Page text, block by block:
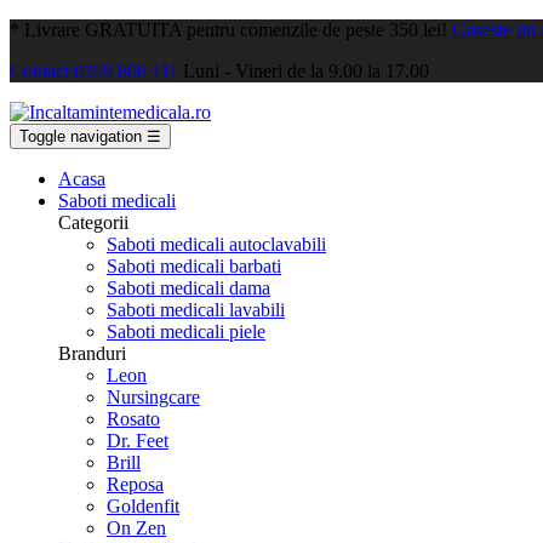
* Livrare GRATUITA pentru comenzile de peste 350 lei! Gaseste un
Contact 0359 808 111 Luni - Vineri de la 9.00 la 17.00
Toggle navigation ☰
Acasa
Saboti medicali
Categorii
Saboti medicali autoclavabili
Saboti medicali barbati
Saboti medicali dama
Saboti medicali lavabili
Saboti medicali piele
Branduri
Leon
Nursingcare
Rosato
Dr. Feet
Brill
Reposa
Goldenfit
On Zen